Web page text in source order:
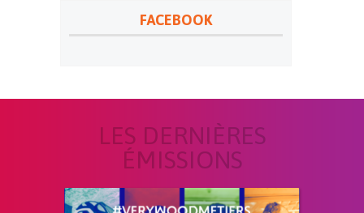
FACEBOOK
LES DERNIÈRES
ÉMISSIONS